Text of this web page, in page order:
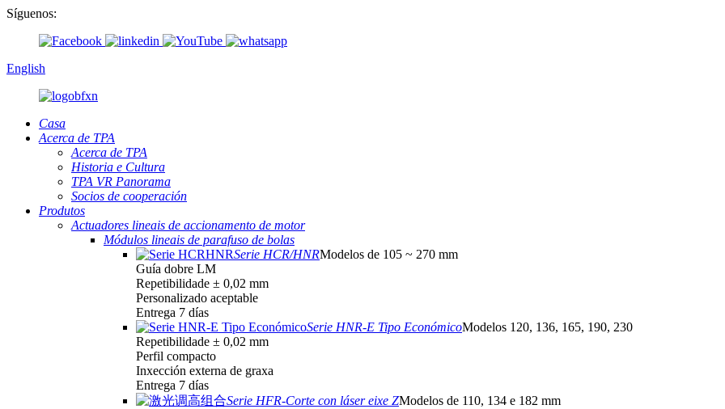
Síguenos:
English
Casa
Acerca de TPA
Acerca de TPA
Historia e Cultura
TPA VR Panorama
Socios de cooperación
Produtos
Actuadores lineais de accionamento de motor
Módulos lineais de parafuso de bolas
Serie HCR/HNRModelos de 105 ~ 270 mm
Guía dobre LM
Repetibilidade ± 0,02 mm
Personalizado aceptable
Entrega 7 días
Serie HNR-E Tipo EconómicoModelos 120, 136, 165, 190, 230
Repetibilidade ± 0,02 mm
Perfil compacto
Inxección externa de graxa
Entrega 7 días
Serie HFR-Corte con láser eixe ZModelos de 110, 134 e 182 mm